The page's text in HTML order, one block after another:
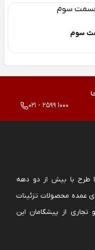
سوم
021 - 2599 1000
طرح با بیش از دو دهه
عمده محصولات تزئینات
تجاری از پیشگامان این